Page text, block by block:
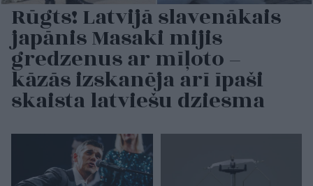
Rūgts! Latvijā slavenākais
japānis Masaki mijis
gredzenus ar mīļoto –
kāzās izskanēja arī īpaši
skaista latviešu dziesma